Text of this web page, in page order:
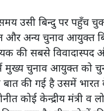
उसी बिन्दु पर पहुँच
अन्य चुनाव आयुक्त
की सबसे विवादास्पद
मुख्य चुनाव आयुक्त को
की गई है उसमें भारत के
कोई केन्द्रीय मंत्री